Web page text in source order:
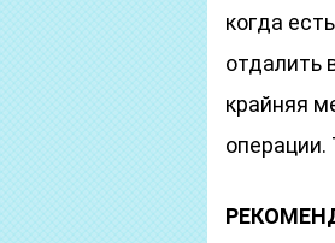
когда есть
отдалить
крайняя